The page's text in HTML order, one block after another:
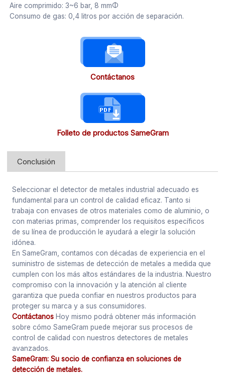
Aire comprimido: 3~6 bar, 8 mmΦ
Consumo de gas: 0,4 litros por acción de separación.
Contáctanos
Folleto de productos SameGram
Conclusión
Seleccionar el detector de metales industrial adecuado es
fundamental para un control de calidad eficaz. Tanto si
trabaja con envases de otros materiales como de aluminio, o
con materias primas, comprender los requisitos específicos
de su línea de producción le ayudará a elegir la solución
idónea.
En SameGram, contamos con décadas de experiencia en el
suministro de sistemas de detección de metales a medida que
cumplen con los más altos estándares de la industria. Nuestro
compromiso con la innovación y la atención al cliente
garantiza que pueda confiar en nuestros productos para
proteger su marca y a sus consumidores.
Contáctanos Hoy mismo podrá obtener más información
sobre cómo SameGram puede mejorar sus procesos de
control de calidad con nuestros detectores de metales
avanzados.
SameGram: Su socio de confianza en soluciones de
detección de metales.